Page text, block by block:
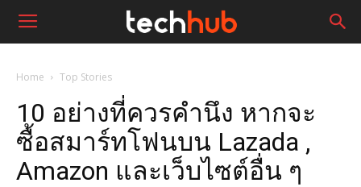
Home Top Stories
10 อย่างที่ควรคำนึง หากจะ
ซื้อสมาร์ทโฟนบน Lazada ,
Amazon และเว็บไซต์อื่น ๆ